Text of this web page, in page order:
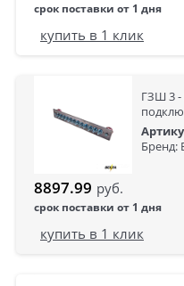
срок поставки от 1 дня
купить в 1 клик
ГЗШ 3 -
Бренд:
8897.99 руб.
срок поставки от 1 дня
купить в 1 клик